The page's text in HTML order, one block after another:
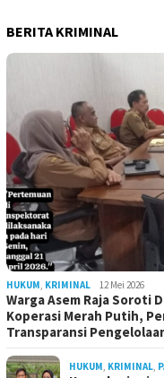
BERITA KRIMINAL
HUKUM KRIMINAL 12 Mei 2026
Warga Asem Raja Soroti
Koperasi Merah Putih,
Transparansi
HUKUM KRIMINAL